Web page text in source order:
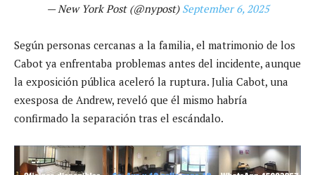
— New York Post (@nypost) September 6, 2025
Según personas cercanas a la familia, el matrimonio de los
Cabot ya enfrentaba problemas antes del incidente, aunque
la exposición pública aceleró la ruptura. Julia Cabot, una
exesposa de Andrew, reveló que él mismo habría
confirmado la separación tras el escándalo.